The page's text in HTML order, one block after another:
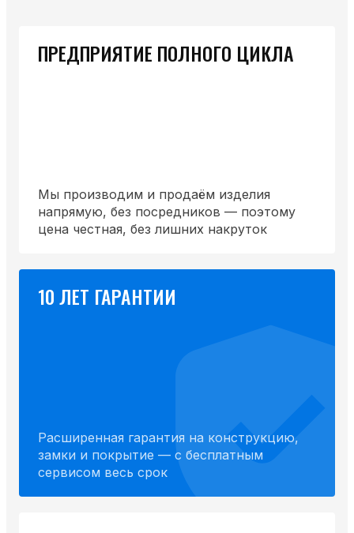
ПРЕДПРИЯТИЕ ПОЛНОГО ЦИКЛА
Мы производим и продаём изделия
напрямую, без посредников — поэтому
цена честная, без лишних накруток
10 ЛЕТ ГАРАНТИИ
Расширенная гарантия на конструкцию,
замки и покрытие — с бесплатным
сервисом весь срок